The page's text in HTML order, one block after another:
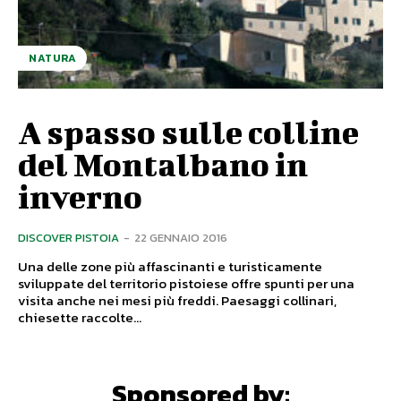
NATURA
A spasso sulle colline
del Montalbano in
inverno
DISCOVER PISTOIA - 22 GENNAIO 2016
Una delle zone più affascinanti e turisticamente
sviluppate del territorio pistoiese offre spunti per una
visita anche nei mesi più freddi. Paesaggi collinari,
chiesette raccolte...